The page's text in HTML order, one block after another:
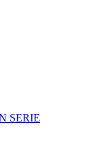
SERIE